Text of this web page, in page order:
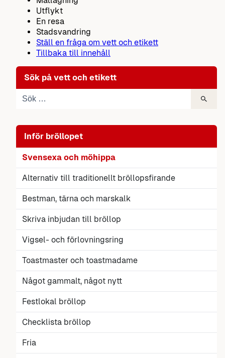
Sök på vett och etikett
Inför bröllopet
Svensexa och möhippa
Alternativ till traditionellt bröllopsfirande
Bestman, tärna och marskalk
Skriva inbjudan till bröllop
Vigsel- och förlovningsring
Toastmaster och toastmadame
Något gammalt, något nytt
Festlokal bröllop
Checklista bröllop
Fria
Utflykt
En resa
Stadsvandring
Ställ en fråga om vett och etikett
Tillbaka till innehåll